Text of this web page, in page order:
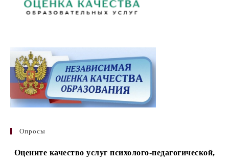
Опросы
Оцените качество услуг психолого-педагогической,